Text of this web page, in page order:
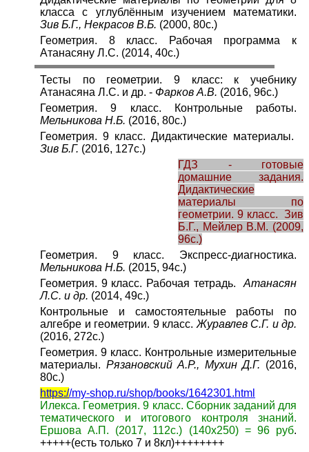
класса с углублённым изучением математики.
Зив Б.Г., Некрасов В.Б. (2000, 80с.)
Геометрия. 8 класс. Рабочая программа к
Атанасяну Л.С. (2014, 40с.)
Тесты по геометрии. 9 класс: к учебнику
Атанасяна Л.С. и др. - Фарков А.В. (2016, 96с.)
Геометрия. 9 класс. Контрольные работы.
Мельникова Н.Б. (2016, 80с.)
Геометрия. 9 класс. Дидактические материалы.
Зив Б.Г. (2016, 127с.)
ГДЗ - готовые
домашние задания.
Дидактические
материалы по
геометрии. 9 класс. Зив
Б.Г., Мейлер В.М. (2009,
96с.)
Геометрия. 9 класс. Экспресс-диагностика.
Мельникова Н.Б. (2015, 94с.)
Геометрия. 9 класс. Рабочая тетрадь. Атанасян
Л.С. и др. (2014, 49с.)
Контрольные и самостоятельные работы по
алгебре и геометрии. 9 класс. Журавлев С.Г. и др.
(2016, 272с.)
Геометрия. 9 класс. Контрольные измерительные
материалы. Рязановский А.Р., Мухин Д.Г. (2016,
80с.)
https://my-shop.ru/shop/books/1642301.html
Илекса. Геометрия. 9 класс. Сборник заданий для
тематического и итогового контроля знаний.
Ершова А.П. (2017, 112с.) (140х250) = 96 руб.
+++++(есть только 7 и 8кл)++++++++